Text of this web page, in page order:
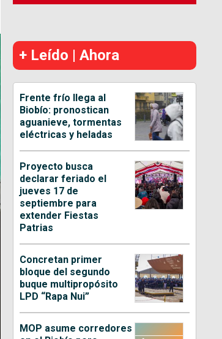
+ Leído | Ahora
Frente frío llega al
Biobío: pronostican
aguanieve, tormentas
eléctricas y heladas
Proyecto busca
declarar feriado el
jueves 17 de
septiembre para
extender Fiestas
Patrias
Concretan primer
bloque del segundo
buque multipropósito
LPD “Rapa Nui”
MOP asume corredores